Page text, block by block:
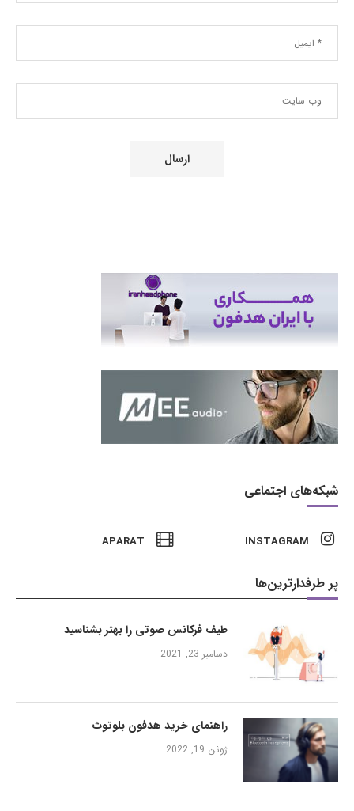
شبکه‌های اجتماعی
INSTAGRAM
APARAT
پر طرفدارترین‌ها
طیف فرکانس صوتی را بهتر بشناسید
دسامبر 23, 2021
راهنمای خرید هدفون بلوتوث
ژوئن 19, 2022